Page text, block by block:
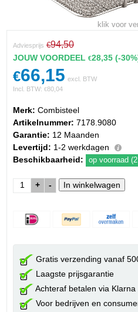
klik voor
Adviesprijs €94,50
JOUW VOORDEEL€28,35 (-
€66,15 excl. BTW
Incl. BTW:€80,04
Merk: Combisteel
Artikelnummer: 7178.9080
Garantie: 12 Maanden
Levertijd: 1-2 werkdagen
Beschikbaarheid:
op voorraad
+ -
Gratis verzending vanaf
Laagste prijsgarantie
Achteraf betalen via Klarna
Voor bedrijven en